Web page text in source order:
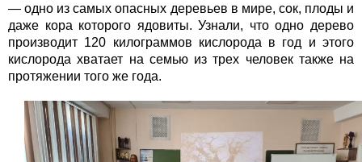
— одно из самых опасных деревьев в мире, сок, плоды и
даже кора которого ядовиты. Узнали, что одно дерево
производит 120 килограммов кислорода в год и этого
кислорода хватает на семью из трех человек также на
протяжении того же года.